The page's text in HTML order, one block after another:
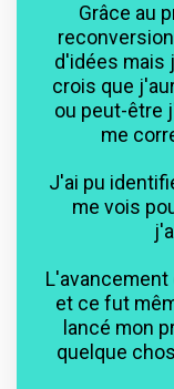
Grâce au
d'idées mais
crois que
ou peut-être
me
J'ai pu
me vois
et ce fut
lancé mon
quelque